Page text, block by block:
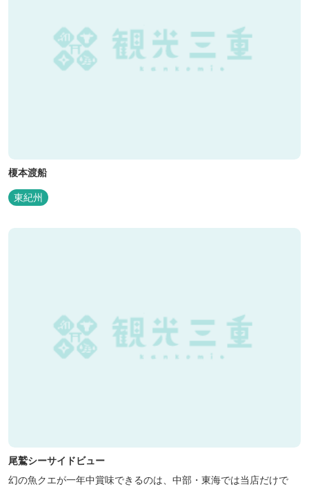
榎本渡船
東紀州
尾鷲シーサイドビュー
幻の魚クエが一年中賞味できるのは、中部・東海では当店だけで